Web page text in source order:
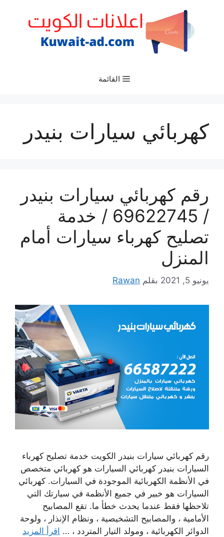
القائمة
كهربائي سيارات بنيدر
رقم كهربائي سيارات بنيدر
/ 69622745 / خدمة
تصليح كهرباء سيارات أمام
المنزل
يونيو 5, 2021 بقلم Rawan
رقم كهربائي سيارات بنيدر الكويت خدمة تصليح كهرباء
السيارات بنيدر كهربائي السيارات هو كهربائي متخصص
في الأنظمة الكهربائية الموجودة في السيارات. كهربائي
السيارات هو خبير في جميع الأنظمة في سيارتك التي
تلاحظها فقط عندما يحدث خطأ ما. تقع المصابيح
الأمامية ، والمصابيح التشخيصية ، ونظام الإنذار ، ولوحة
الدوائر الكهربائية ، ومولد التيار المتردد ، … اقرأ المزيد